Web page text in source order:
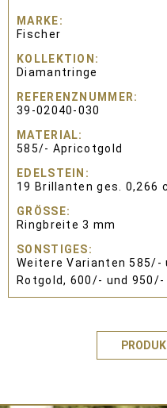
MARKE
Fischer
KOLLEKTION
Diamantringe
REFERENZNUMMER
39-02040-030
MATERIAL
585/- Apricotgold
EDELSTEIN
19 Brillanten ges. 0,266
GRÖSSE
Ringbreite 3 mm
SONSTIGES
Weitere Varianten 585/-
Rotgold, 600/- und